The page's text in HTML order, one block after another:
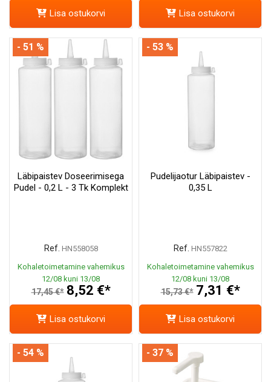
Lisa ostukorvi Lisa ostukorvi
Läbipaistev Doseerimisega
Pudel - 0,2 L - 3 Tk Komplekt
Ref. HN558058
Kohaletoimetamine vahemikus
12/08 kuni 13/08
17,45 €* 8,52 €*
- 51 %
Lisa ostukorvi
Pudelijaotur Läbipaistev -
0,35 L
Ref. HN557822
Kohaletoimetamine vahemikus
12/08 kuni 13/08
15,73 €* 7,31 €*
- 53 %
Lisa ostukorvi
- 54 % - 37 %